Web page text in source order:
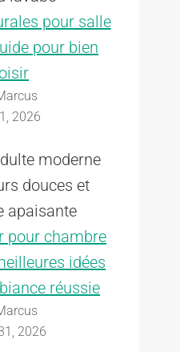
pour salle
pour bien
2026
pour chambre
idées
réussie
2026